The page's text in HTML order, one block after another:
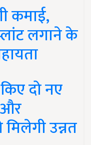
कमाई,
लगाने के
दो नए
और
उन्नत